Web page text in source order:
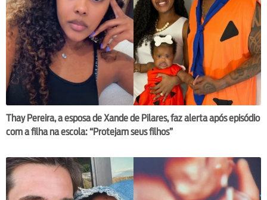
Thay Pereira, a esposa de Xande de Pilares, faz alerta após episódio
com a filha na escola: “Protejam seus filhos”